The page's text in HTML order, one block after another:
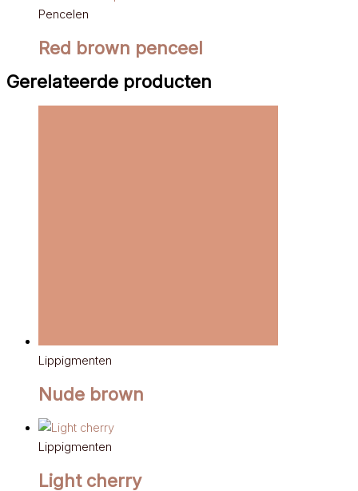
Pencelen
Red brown penceel
Gerelateerde producten
Lippigmenten
Nude brown
Lippigmenten
Light cherry